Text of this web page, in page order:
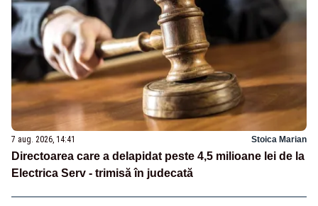
7 aug. 2026, 14:41 Stoica Marian
Directoarea care a delapidat peste 4,5 milioane lei de la
Electrica Serv - trimisă în judecată